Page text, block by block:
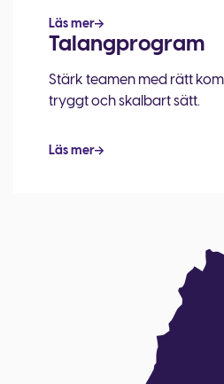
Läs mer
Talangprogram
Stärk teamen med rätt
tryggt och skalbart sätt.
Läs mer